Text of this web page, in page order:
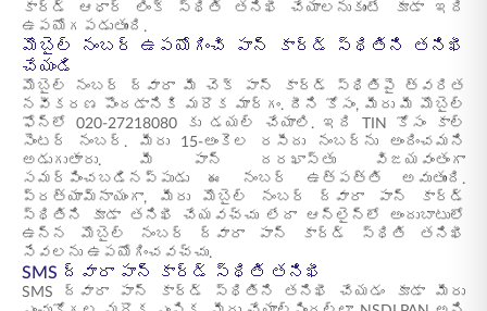
కార్డ్ ఆధార్ లింక్ స్థితి తనిఖీ చేయాలనుకుంటే కూడా ఇది
ఉపయోగపడుతుంది.
మొబైల్ నంబర్ ఉపయోగించి పాన్ కార్డ్ స్థితిని తనిఖీ
చేయండి
మొబైల్ నంబర్ ద్వారా మీ చెక్ పాన్ కార్డ్ స్థితిపై త్వరిత
నవీకరణ పొందడానికి మరొక మార్గం. దీని కోసం, మీరు మీ మొబైల్
ఫోన్‌లో 020-27218080 కు డయల్ చేయాలి. ఇది TIN కోసం కాల్
సెంటర్ నంబర్. మీరు 15-అంకెల రసీదు నంబర్‌ను అందించమని
అడుగుతారు. మీ పాన్ దరఖాస్తు విజయవంతంగా
సమర్పించబడినప్పుడు ఈ నంబర్ ఉత్పత్తి అవుతుంది.
ప్రత్యామ్నాయంగా, మీరు మొబైల్ నంబర్ ద్వారా పాన్ కార్డ్
స్థితిని కూడా తనిఖీ చేయవచ్చు లేదా ఆన్‌లైన్‌లో అందుబాటులో
ఉన్న మొబైల్ నంబర్ ద్వారా పాన్ కార్డ్ స్థితి తనిఖీ
సేవలను ఉపయోగించవచ్చు.
SMS ద్వారా పాన్ కార్డ్ స్థితి తనిఖీ
SMS ద్వారా పాన్ కార్డ్ స్థితిని తనిఖీ చేయడం కూడా మీరు